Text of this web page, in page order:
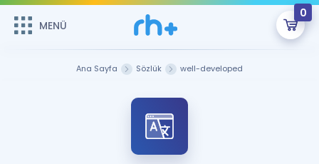
MENÜ
0
Sepetin Şu An Boş.
Remzi Hoca ile seni sınava hazırlayacak onlarca eğitim seni
bekliyor!
MENÜ
Ana Sayfa Sözlük well-developed